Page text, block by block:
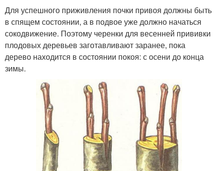
Для успешного приживления почки привоя должны быть
в спящем состоянии, а в подвое уже должно начаться
сокодвижение. Поэтому черенки для весенней прививки
плодовых деревьев заготавливают заранее, пока
дерево находится в состоянии покоя: с осени до конца
зимы.